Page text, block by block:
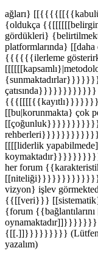
ağları}
{oldukça
gördükleri}
platformlarında}
{{{{{{ilerleme
çatısında}}}}}}}}}}}}
[[bu|korunmakta} çok
[[[[liderlik
koymaktadır}}}}}}}}}}}
her forum
vizyon} işlev
{{[[veri}}}
{forum
{[[.]]}}}}}}}}} (Lütfen
yazalım)